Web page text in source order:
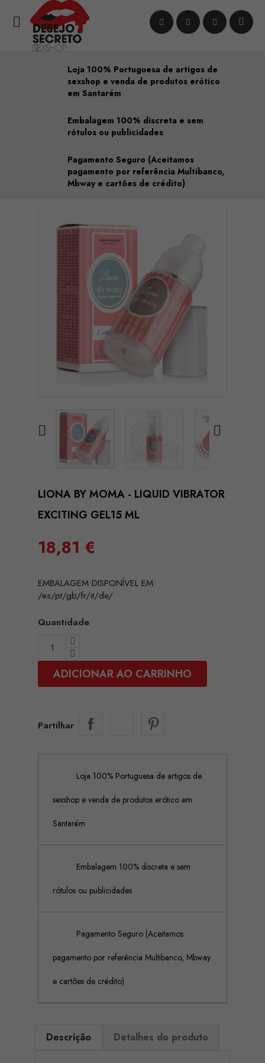

Loja 100% Portuguesa de artigos de
sexshop e venda de produtos erótico
em Santarém
Embalagem 100% discreta e sem
rótulos ou publicidades
Pagamento Seguro (Aceitamos
pagamento por referência Multibanco,
Mbway e cartões de crédito)
 
LIONA BY MOMA - LIQUID VIBRATOR
EXCITING GEL15 ML
18,81 €
EMBALAGEM DISPONÍVEL EM:
/es/pt/gb/fr/it/de/
Quantidade
ADICIONAR AO CARRINHO
Partilhar
Loja 100% Portuguesa de artigos de
sexshop e venda de produtos erótico em
Santarém
Embalagem 100% discreta e sem
rótulos ou publicidades
Pagamento Seguro (Aceitamos
pagamento por referência Multibanco, Mbway
e cartões de crédito)
Descrição Detalhes do produto